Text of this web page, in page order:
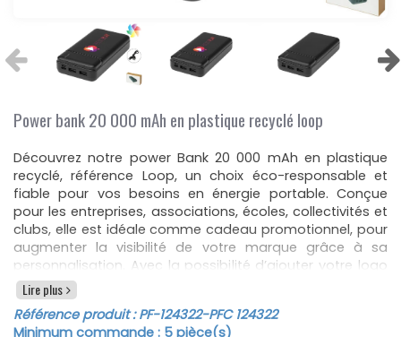
Power bank 20 000 mAh en plastique recyclé loop
Découvrez notre power Bank 20 000 mAh en plastique
recyclé, référence Loop, un choix éco-responsable et
fiable pour vos besoins en énergie portable. Conçue
pour les entreprises, associations, écoles, collectivités et
clubs, elle est idéale comme cadeau promotionnel, pour
augmenter la visibilité de votre marque grâce à sa
personnalisation. Avec la possibilité d’ajouter votre logo
ou texte, cette batterie de secours se transforme en
puissant outil de communication publicitaire.
Cette batterie de secours, fabriquée en plastique ABS
Lire plus
Référence produit :PF-124322-PFC 124322
Minimum commande : 5 pièce(s)